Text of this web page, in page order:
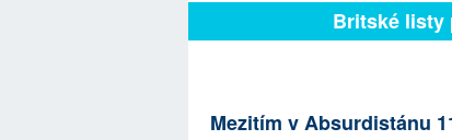
Britské listy
Mezitím v Absurdistánu